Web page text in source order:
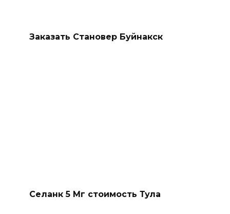
Заказать Становер Буйнакск
Селанк 5 Мг стоимость Тула